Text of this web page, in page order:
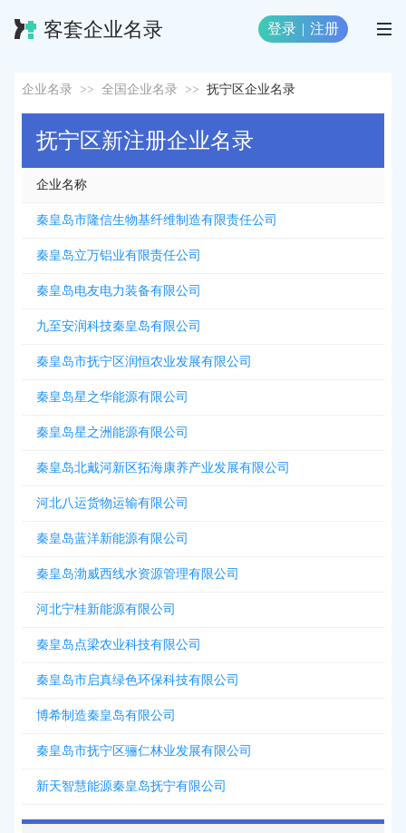
客套企业名录 登录 | 注册
企业名录 >> 全国企业名录 >> 抚宁区企业名录
抚宁区新注册企业名录
企业名称
秦皇岛市隆信生物基纤维制造有限责任公司
秦皇岛立万铝业有限责任公司
秦皇岛电友电力装备有限公司
九至安润科技秦皇岛有限公司
秦皇岛市抚宁区润恒农业发展有限公司
秦皇岛星之华能源有限公司
秦皇岛星之洲能源有限公司
秦皇岛北戴河新区拓海康养产业发展有限公司
河北八运货物运输有限公司
秦皇岛蓝洋新能源有限公司
秦皇岛渤威西线水资源管理有限公司
河北宁桂新能源有限公司
秦皇岛点梁农业科技有限公司
秦皇岛市启真绿色环保科技有限公司
博希制造秦皇岛有限公司
秦皇岛市抚宁区骊仁林业发展有限公司
新天智慧能源秦皇岛抚宁有限公司